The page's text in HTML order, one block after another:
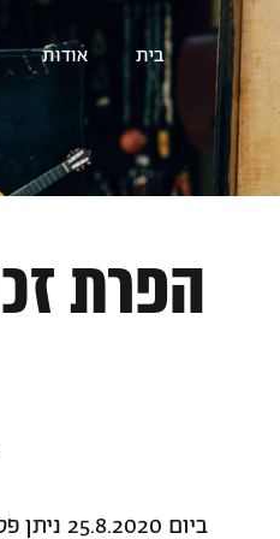
בית אודות
הפרת
ביום 25.8.2020 ניתן פסק דינו של בית משפט השלום, מפי כבוד השופטת סיגלית מצא בת"א 11914-07-19